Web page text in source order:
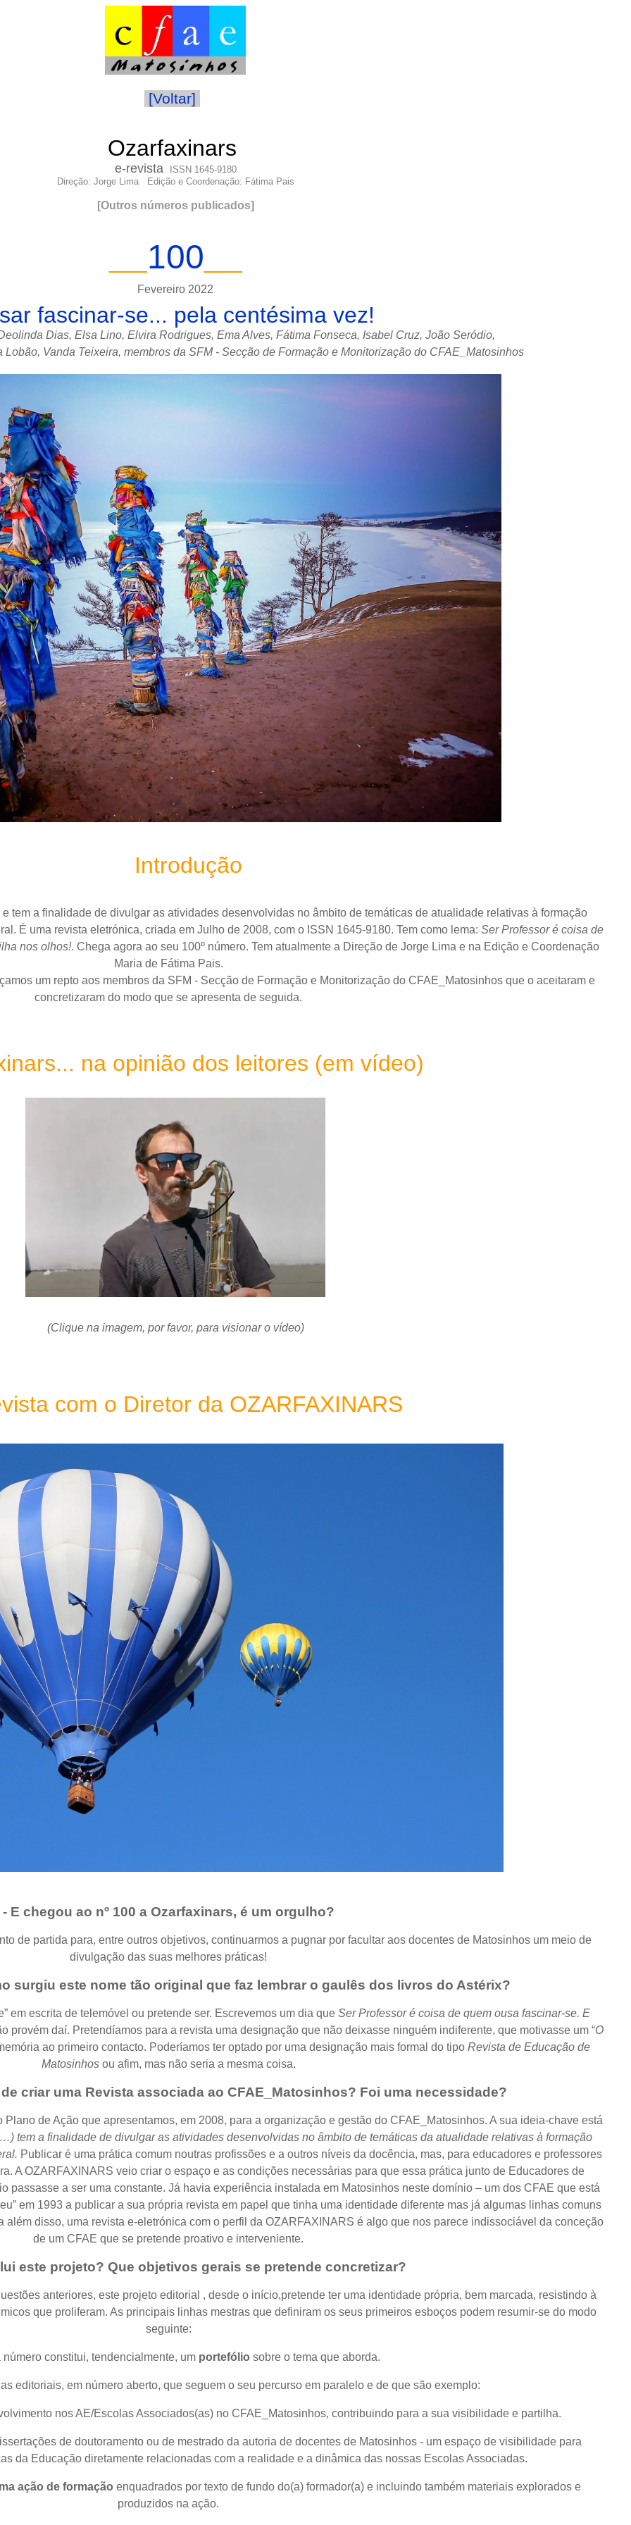
[Voltar]
Ozarfaxinars
e-revista
ISSN 1645-9180
Direção: Jorge Lima Edição e Coordenação: Fátima Pais
[Outros números publicados]
100
Fevereiro 2022
fascinar-se... pela centésima vez!
Dias, Elsa Lino, Elvira Rodrigues, Ema Alves, Fátima Fonseca, Isabel Cruz, João Seródio,
Vanda Teixeira, membros da SFM - Secção de Formação e Monitorização do CFAE_Matosinhos
Introdução
tem a finalidade de divulgar as atividades desenvolvidas no âmbito de temáticas de atualidade relativas à formação
É uma revista eletrónica, criada em Julho de 2008, com o ISSN 1645-9180. Tem como lema: Ser Professor é coisa de
nos olhos!. Chega agora ao seu 100º número. Tem atualmente a Direção de Jorge Lima e na Edição e Coordenação
Maria de Fátima Pais.
um repto aos membros da SFM - Secção de Formação e Monitorização do CFAE_Matosinhos que o aceitaram e
concretizaram do modo que se apresenta de seguida.
na opinião dos leitores (em vídeo)
(Clique na imagem, por favor, para visionar o vídeo)
com o Diretor da OZARFAXINARS
- E chegou ao nº 100 a Ozarfaxinars, é um orgulho?
de partida para, entre outros objetivos, continuarmos a pugnar por facultar aos docentes de Matosinhos um meio de
divulgação das suas melhores práticas!
surgiu este nome tão original que faz lembrar o gaulês dos livros do Astérix?
em escrita de telemóvel ou pretende ser. Escrevemos um dia que Ser Professor é coisa de quem ousa fascinar-se. E
provém daí. Pretendíamos para a revista uma designação que não deixasse ninguém indiferente, que motivasse um “O
ao primeiro contacto. Poderíamos ter optado por uma designação mais formal do tipo Revista de Educação de
Matosinhosou afim, mas não seria a mesma coisa.
criar uma Revista associada ao CFAE_Matosinhos? Foi uma necessidade?
de Ação que apresentamos, em 2008, para a organização e gestão do CFAE_Matosinhos. A sua ideia-chave está
tem a finalidade de divulgar as atividades desenvolvidas no âmbito de temáticas da atualidade relativas à formação
Publicar é uma prática comum noutras profissões e a outros níveis da docência, mas, para educadores e professores
A OZARFAXINARS veio criar o espaço e as condições necessárias para que essa prática junto de Educadores de
passasse a ser uma constante. Já havia experiência instalada em Matosinhos neste domínio – um dos CFAE que está
em 1993 a publicar a sua própria revista em papel que tinha uma identidade diferente mas já algumas linhas comuns
disso, uma revista e-eletrónica com o perfil da OZARFAXINARS é algo que nos parece indissociável da conceção
de um CFAE que se pretende proativo e interveniente.
este projeto? Que objetivos gerais se pretende concretizar?
anteriores, este projeto editorial , desde o início,pretende ter uma identidade própria, bem marcada, resistindo à
que proliferam. As principais linhas mestras que definiram os seus primeiros esboços podem resumir-se do modo
seguinte:
número constitui, tendencialmente, um portefólio sobre o tema que aborda.
editoriais, em número aberto, que seguem o seu percurso em paralelo e de que são exemplo:
nos AE/Escolas Associados(as) no CFAE_Matosinhos, contribuindo para a sua visibilidade e partilha.
de doutoramento ou de mestrado da autoria de docentes de Matosinhos - um espaço de visibilidade para
da Educação diretamente relacionadas com a realidade e a dinâmica das nossas Escolas Associadas.
ação de formação enquadrados por texto de fundo do(a) formador(a) e incluindo também materiais explorados e
produzidos na ação.